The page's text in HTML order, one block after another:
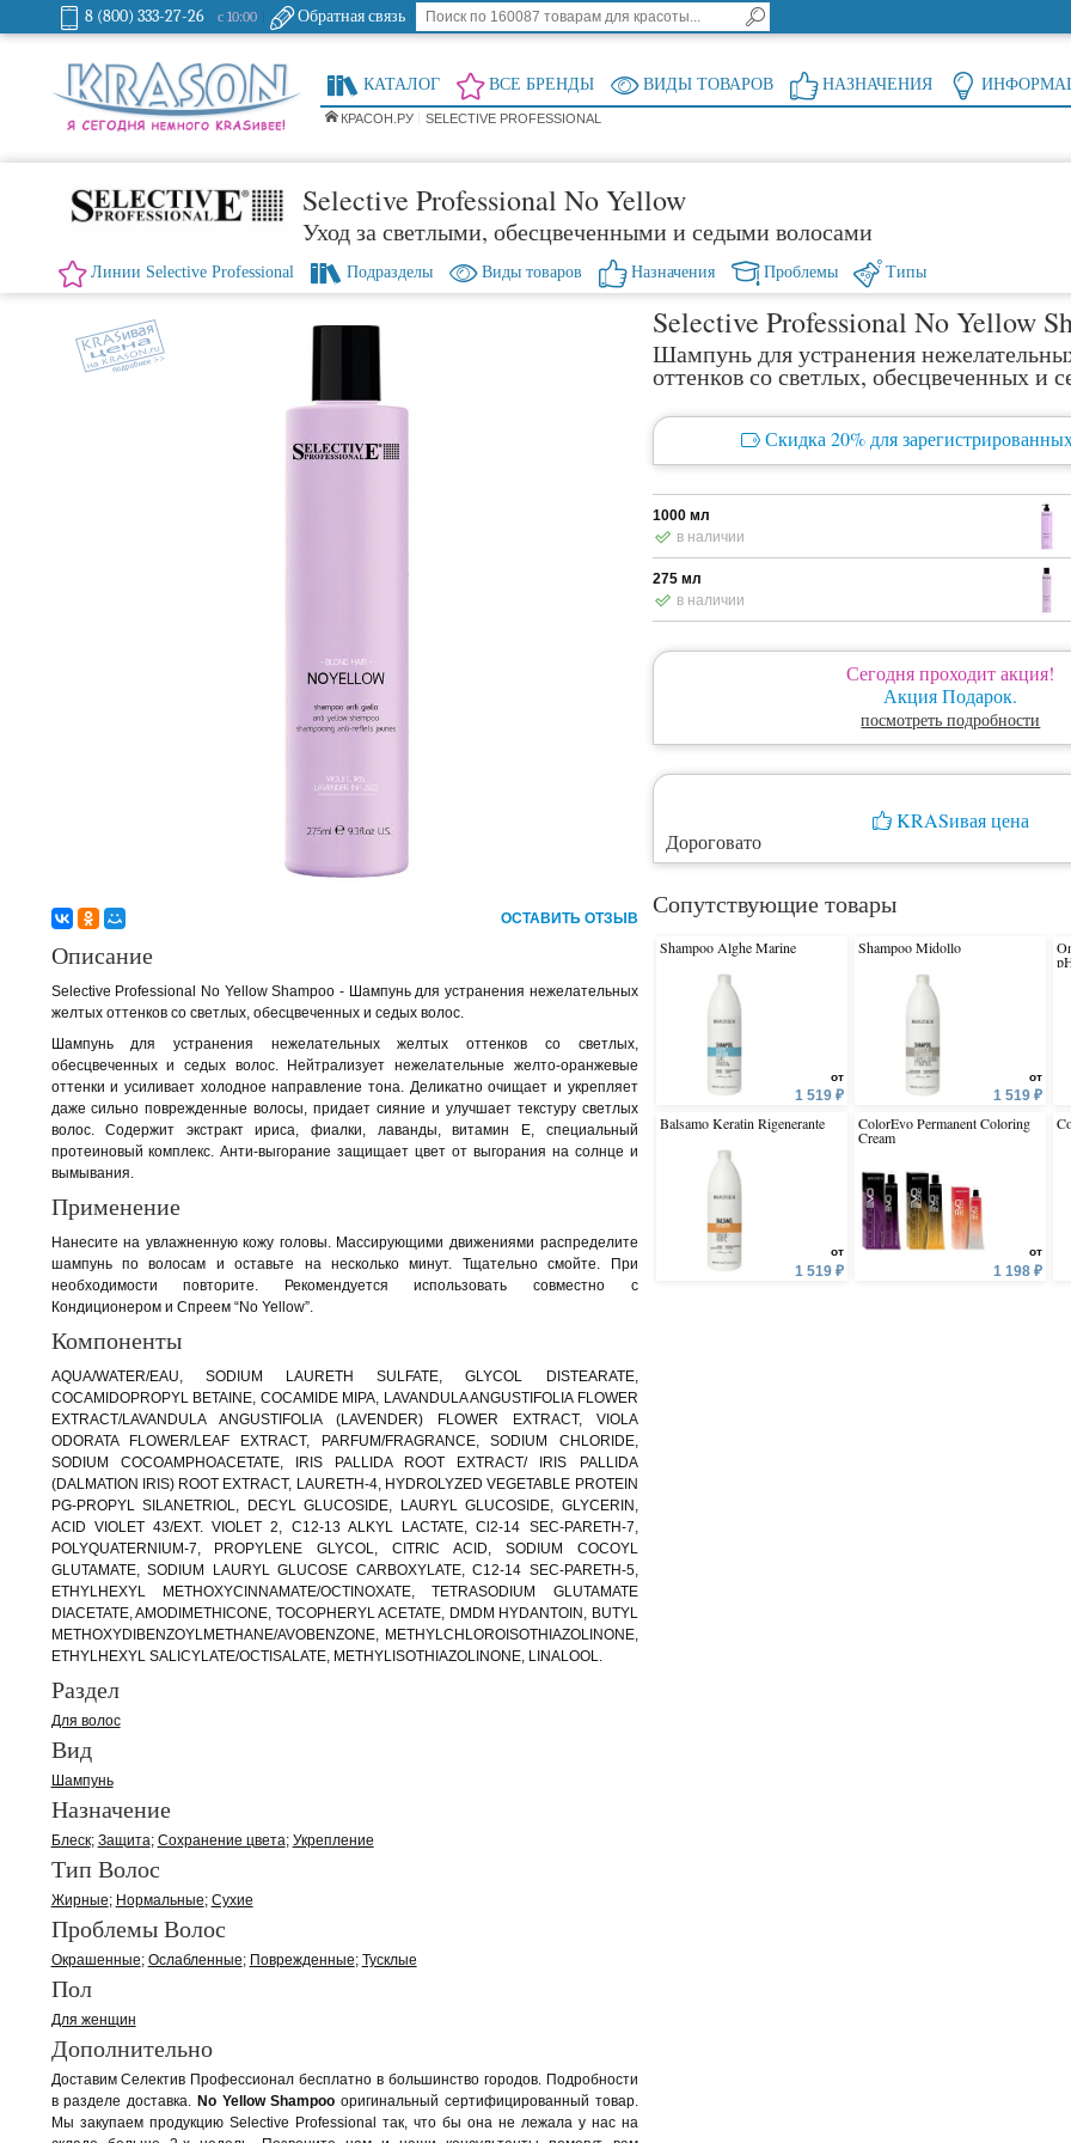
8 (800) 333-27-26 с 10:00 Обратная связь
КАТАЛОГ ВСЕ БРЕНДЫ ВИДЫ ТОВАРОВ НАЗНАЧЕНИЯ
КРАСОН.РУ SELECTIVE PROFESSIONAL
Selective Professional No Yellow
Уход за светлыми, обесцвеченными и седыми волосами
Линии Selective Professional Подразделы Виды товаров Назначения Проблемы Типы
ОСТАВИТЬ ОТЗЫВ
Selective Professional No Yellow
Шампунь для устранения
оттенков со светлых, обесцвеченных и
Скидка 20% для
1000 мл
в наличии
275 мл
в наличии
Сегодня проходит акция!
Акция Подарок.
посмотреть подробности
KRASивая цена
Дороговато
Сопутствующие товары
Shampoo Alghe Marine
от
1 519 ₽
Balsamo Keratin Rigenerante
от
1 519 ₽
Shampoo Midollo
от
1 519 ₽
ColorEvo Permanent Coloring
Cream
от
1 198 ₽
Описание
Selective Professional No Yellow Shampoo - Шампунь для устранения нежелательных
желтых оттенков со светлых, обесцвеченных и седых волос.
Шампунь для устранения нежелательных желтых оттенков со светлых,
обесцвеченных и седых волос. Нейтрализует нежелательные желто-оранжевые
оттенки и усиливает холодное направление тона. Деликатно очищает и укрепляет
даже сильно поврежденные волосы, придает сияние и улучшает текстуру светлых
волос. Содержит экстракт ириса, фиалки, лаванды, витамин Е, специальный
протеиновый комплекс. Анти-выгорание защищает цвет от выгорания на солнце и
вымывания.
Применение
Нанесите на увлажненную кожу головы. Массирующими движениями распределите
шампунь по волосам и оставьте на несколько минут. Тщательно смойте. При
необходимости повторите. Рекомендуется использовать совместно с
Кондиционером и Спреем “No Yellow”.
Компоненты
AQUA/WATER/EAU, SODIUM LAURETH SULFATE, GLYCOL DISTEARATE,
COCAMIDOPROPYL BETAINE, COCAMIDE MIPA, LAVANDULA ANGUSTIFOLIA FLOWER
EXTRACT/LAVANDULA ANGUSTIFOLIA (LAVENDER) FLOWER EXTRACT, VIOLA
ODORATA FLOWER/LEAF EXTRACT, PARFUM/FRAGRANCE, SODIUM CHLORIDE,
SODIUM COCOAMPHOACETATE, IRIS PALLIDA ROOT EXTRACT/ IRIS PALLIDA
(DALMATION IRIS) ROOT EXTRACT, LAURETH-4, HYDROLYZED VEGETABLE PROTEIN
PG-PROPYL SILANETRIOL, DECYL GLUCOSIDE, LAURYL GLUCOSIDE, GLYCERIN,
ACID VIOLET 43/EXT. VIOLET 2, C12-13 ALKYL LACTATE, Cl2-14 SEC-PARETH-7,
POLYQUATERNIUM-7, PROPYLENE GLYCOL, CITRIC ACID, SODIUM COCOYL
GLUTAMATE, SODIUM LAURYL GLUCOSE CARBOXYLATE, C12-14 SEC-PARETH-5,
ETHYLHEXYL METHOXYCINNAMATE/OCTINOXATE, TETRASODIUM GLUTAMATE
DIACETATE, AMODIMETHICONE, TOCOPHERYL ACETATE, DMDM HYDANTOIN, BUTYL
METHOXYDIBENZOYLMETHANE/AVOBENZONE, METHYLCHLOROISOTHIAZOLINONE,
ETHYLHEXYL SALICYLATE/OCTISALATE, METHYLISOTHIAZOLINONE, LINALOOL.
Раздел
Для волос
Вид
Шампунь
Назначение
Блеск Защита Сохранение цвета Укрепление
Тип Волос
Жирные Нормальные Сухие
Проблемы Волос
Окрашенные Ослабленные Поврежденные Тусклые
Пол
Для женщин
Дополнительно
Доставим Селектив Профессионал бесплатно в большинство городов. Подробности
в разделе доставка. No Yellow Shampoo оригинальный сертифицированный товар.
Мы закупаем продукцию Selective Professional так, что бы она не лежала у нас на